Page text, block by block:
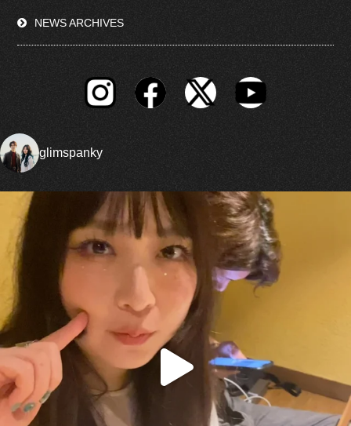
NEWS ARCHIVES
glimspanky